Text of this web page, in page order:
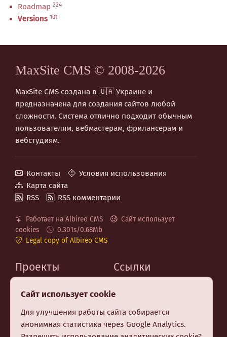
Roadmap 224
Versions 101
MaxSite CMS © 2008-2026
MaxSite CMS создана в 🇺🇦 Украине и
предназначена для создания сайтов любой
сложности. Система отлично подходит обычным
пользователям, вебмастерам, фрилансерам и
вебстудиям.
Контакты
Условия использования
Карта сайта
RSS
RSS комментарии
Работает на Albireo CMS
Сайт использует
cookies
0.301s/0.68Mb
Legal copy of Albireo CMS
Проекты
Albireo CMS
Berry CSS (CSS Utilities)
Premium шаблон MF
Заказать создание
Ссылки
Сайт использует cookie
Для улучшения работы сайта собирается
анонимная статистика через Google Analytics.